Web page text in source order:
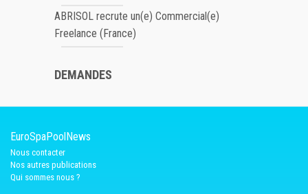
ABRISOL recrute un(e) Commercial(e)
Freelance (France)
DEMANDES
EuroSpaPoolNews
Nous contacter
Nos autres publications
Qui sommes nous ?